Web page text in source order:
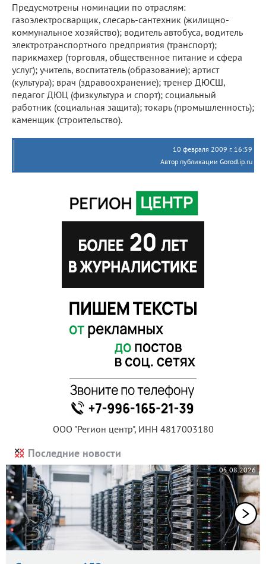
Предусмотрены номинации по отраслям:
газоэлектросварщик, слесарь-сантехник (жилищно-
коммунальное хозяйство); водитель автобуса, водитель
электротранспортного предприятия (транспорт);
парикмахер (торговля, общественное питание и сфера
услуг); учитель, воспитатель (образование); артист
(культура); врач (здравоохранение); тренер ДЮСШ,
педагог ДЮЦ (физкультура и спорт); социальный
работник (социальная защита); токарь (промышленность);
каменщик (строительство).
10 февраля 2009 г. 16:59
Автор публикации Gorodlip.ru
ООО "Регион центр", ИНН 4817003180
Последние новости
05.08.2026